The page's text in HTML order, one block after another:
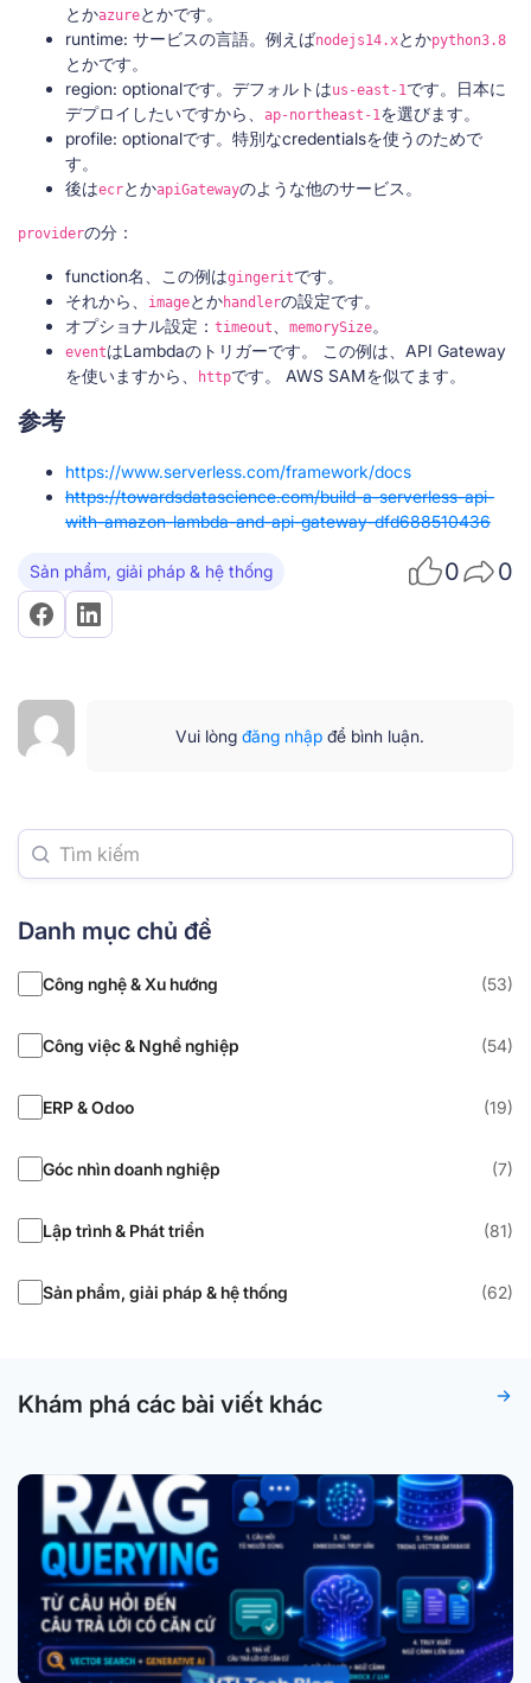
とかazureとかです。
runtime: サービスの言語。例えばnodejs14.xとかpython3.8
とかです。
region: optionalです。デフォルトはus-east-1です。日本に
デプロイしたいですから、
ap-northeast-1を選びます。
profile: optionalです。特別なcredentialsを使うのためで
す。
後はecrとかapiGatewayのような他のサービス。
providerの分：
function名、この例はgingeritです。
それから、
imageとかhandlerの設定です。
オプショナル設定： timeout memorySize。
eventはLambdaのトリガーです。 この例は、API Gateway
を使いますから、
httpです。 AWS SAMを似てます。
参考
https://www.serverless.com/framework/docs
https://towardsdatascience.com/build-a-serverless-api-
with-amazon-lambda-and-api-gateway-dfd688510436
Sản phẩm, giải pháp & hệ thống 0 0
Vui lòng đăng nhập để bình luận.
Danh mục chủ đề
Công nghệ & Xu hướng (53)
Công việc & Nghề nghiệp (54)
ERP & Odoo (19)
Góc nhìn doanh nghiệp (7)
Lập trình & Phát triển (81)
Sản phẩm, giải pháp & hệ thống (62)
Khám phá các bài viết khác